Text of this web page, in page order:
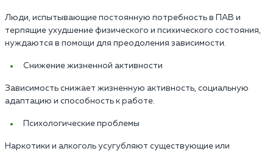
Люди, испытывающие постоянную потребность в ПАВ и
терпящие ухудшение физического и психического состояния,
нуждаются в помощи для преодоления зависимости.
Снижение жизненной активности
Зависимость снижает жизненную активность, социальную
адаптацию и способность к работе.
Психологические проблемы
Наркотики и алкоголь усугубляют существующие или